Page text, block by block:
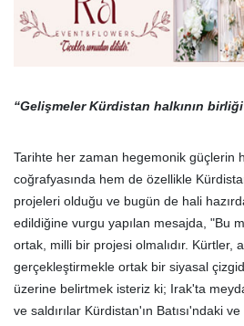
“Gelişmeler Kürdistan halkının
Tarihte her zaman hegemonik güçlerin
coğrafyasında hem de özellikle
projeleri olduğu ve bugün de hali
edildiğine vurgu yapılan mesajda, "Bu
ortak, milli bir projesi olmalıdır. Kürtler,
gerçekleştirmekle ortak bir siyasal
üzerine belirtmek isteriz ki; Irak'ta
ve saldırılar Kürdistan'ın Batısı'ndaki